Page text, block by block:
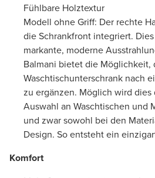
Fühlbare Holztextur
Modell ohne Griff: Der rechte
die Schrankfront integriert.
markante, moderne
Balmani bietet die Möglichkeit,
Waschtischunterschrank nach
zu ergänzen. Möglich wird
Auswahl an Waschtischen und
und zwar sowohl bei den
Design. So entsteht ein
Komfort